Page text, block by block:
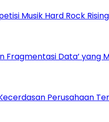
Musik Hard Rock
Fragmentasi Data’ yang
Perusahaan